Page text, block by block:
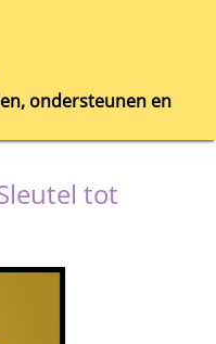
ondersteunen en
tot